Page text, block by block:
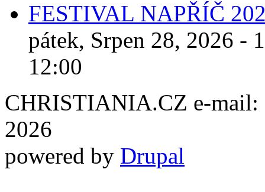
FESTIVAL NAPŘÍČ
pátek, Srpen 28, 2026 -
12:00
CHRISTIANIA.CZ e-mail:
2026
powered by Drupal